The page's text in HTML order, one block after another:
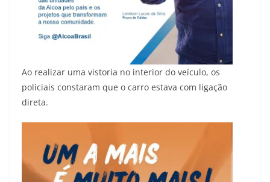
Ao realizar uma vistoria no interior do veículo, os
policiais constaram que o carro estava com ligação
direta.